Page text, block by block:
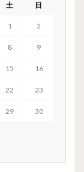
土 日
1 2
8 9
15 16
22 23
29 30